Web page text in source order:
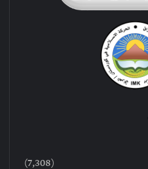
(7,308)